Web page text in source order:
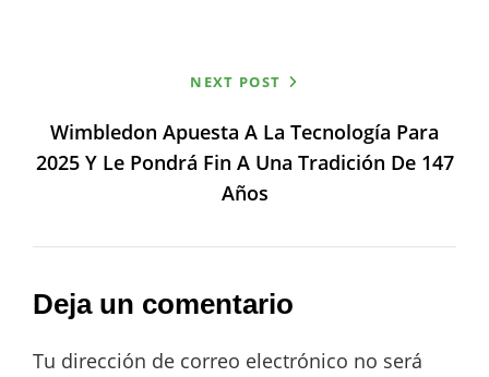
NEXT POST
Wimbledon Apuesta A La Tecnología Para
2025 Y Le Pondrá Fin A Una Tradición De 147
Años
Deja un comentario
Tu dirección de correo electrónico no será